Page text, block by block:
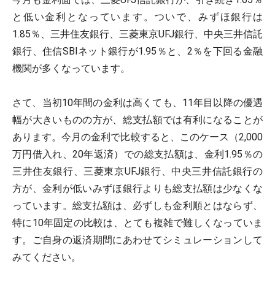
と低い金利となっています。ついで、みずほ銀行は
1.85％、三井住友銀行、三菱東京UFJ銀行、中央三井信託
銀行、住信SBIネット銀行が1.95％と、2％を下回る金融
機関が多くなっています。
さて、当初10年間の金利は高くても、11年目以降の優遇
幅が大きいものの方が、総支払額では有利になることが
あります。今月の金利で比較すると、このケース（2,000
万円借入れ、20年返済）での総支払額は、金利1.95％の
三井住友銀行、三菱東京UFJ銀行、中央三井信託銀行の
方が、金利が低いみずほ銀行よりも総支払額は少なくな
っています。総支払額は、必ずしも金利順とはならず、
特に10年固定の比較は、とても複雑で難しくなっていま
す。ご自身の返済期間にあわせてシミュレーションして
みてください。